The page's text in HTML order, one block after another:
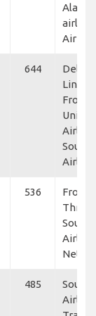
Alaska
Air
644
Delta
Lines,
United
536
Thrive,
485